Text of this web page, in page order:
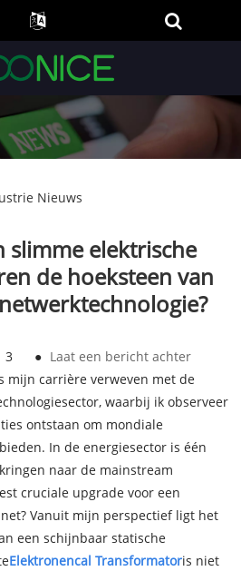
Nieuws
slimme elektrische
de hoeksteen van
3 ● Laat een bericht achter
mijn carrière verweven met de
waarbij ik observeer
ontstaan ​​om mondiale
In de energiesector is één
naar de mainstream
cruciale upgrade voor een
Vanuit mijn perspectief ligt het
een schijnbaar statische
Elektronencal Transformatoris niet